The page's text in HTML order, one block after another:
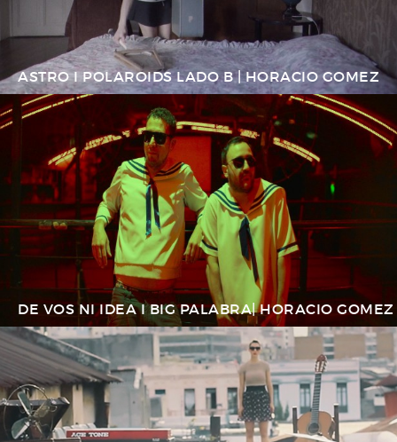
ASTRO I POLAROIDS LADO B | HORACIO GOMEZ
DE VOS NI IDEA I BIG PALABRA| HORACIO GOMEZ